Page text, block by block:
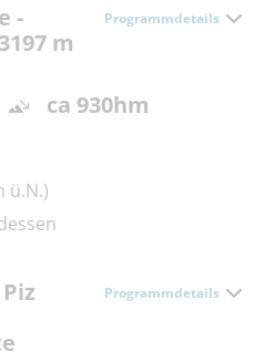
-
m
Programmdetails
ca 930hm
ü.N.)
Programmdetails